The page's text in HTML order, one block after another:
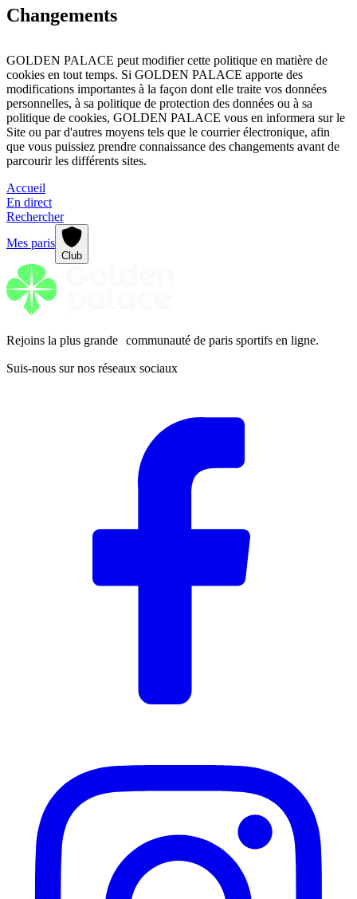
Changements
GOLDEN PALACE peut modifier cette politique en matière de
cookies en tout temps. Si GOLDEN PALACE apporte des
modifications importantes à la façon dont elle traite vos données
personnelles, à sa politique de protection des données ou à sa
politique de cookies, GOLDEN PALACE vous en informera sur le
Site ou par d'autres moyens tels que le courrier électronique, afin
que vous puissiez prendre connaissance des changements avant de
parcourir les différents sites.
Accueil
En direct
Rechercher
Mes paris
Club
Rejoins la plus grande communauté de paris sportifs en ligne.
Suis-nous sur nos réseaux sociaux